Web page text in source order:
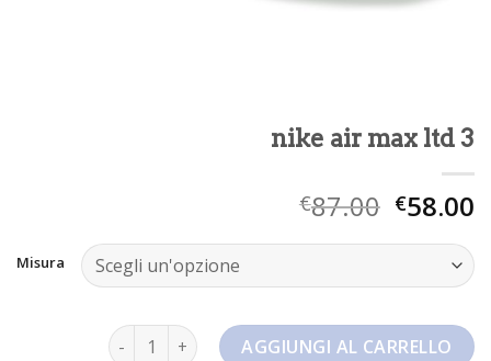
nike air max ltd 3
€87.00 €58.00
Misura
nike air max ltd 3 quantitàAGGIUNGI AL CARRELLO